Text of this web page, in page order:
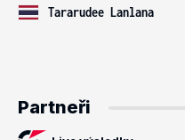
Tararudee Lanlana
Partneři